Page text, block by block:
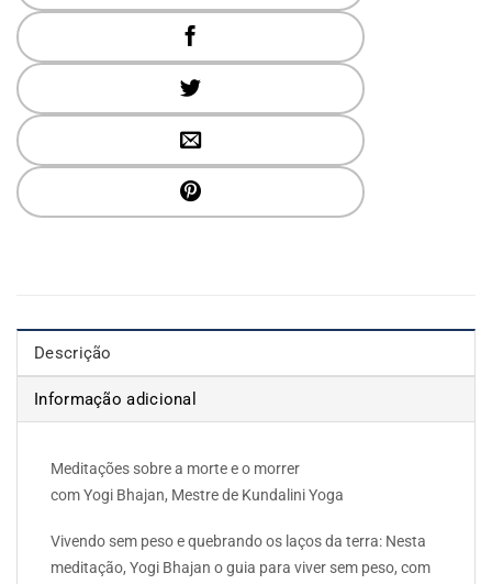
Descrição
Informação adicional
Meditações sobre a morte e o morrer
com Yogi Bhajan, Mestre de Kundalini Yoga
Vivendo sem peso e quebrando os laços da terra: Nesta
meditação, Yogi Bhajan o guia para viver sem peso, com